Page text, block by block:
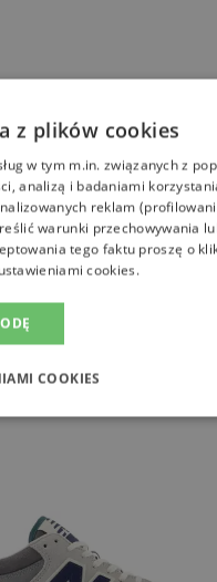
z plików cookies
w tym m.in. związanych z
analizą i badaniami
reklam
warunki przechowywania
tego faktu proszę o
cookies.
COOKIES